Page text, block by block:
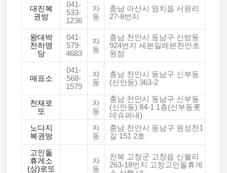
대진복
권방
041-
533-
1236
자
동
충남 아산시 염치읍 서원리
27-8번지
왕대박
천하명
당
041-
579-
4683
자
동
충남 천안시 동남구 신방동
924번지 세븐일레븐천안초
원점
매표소
041-
568-
1579
자
동
충남 천안시 동남구 신부동
(신안동) 363-2
천재로
또
자
동
충남 천안시 동남구 신부동
(신안동) 84-1 1층(신부동롯
데슈퍼내)
노다지
복권방
자
동
충남 천안시 동남구 원성천1
길 151 2호
고인돌
휴게소
(상)로또
자
동
전북 고창군 고창읍 신월리
263-18번지 고창고인돌휴게